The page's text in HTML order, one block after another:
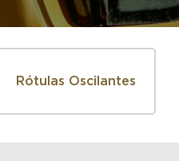
Rótulas Oscilantes